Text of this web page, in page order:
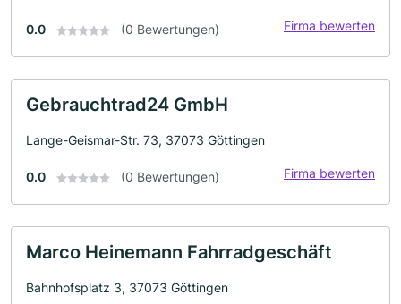
0.0 (0 Bewertungen) Firma bewerten
Gebrauchtrad24 GmbH
Lange-Geismar-Str. 73, 37073 Göttingen
0.0 (0 Bewertungen) Firma bewerten
Marco Heinemann Fahrradgeschäft
Bahnhofsplatz 3, 37073 Göttingen